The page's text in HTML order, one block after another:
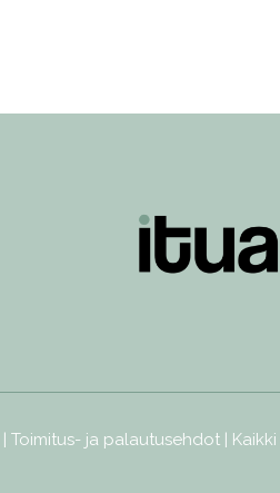
| Toimitus- ja palautusehdot |